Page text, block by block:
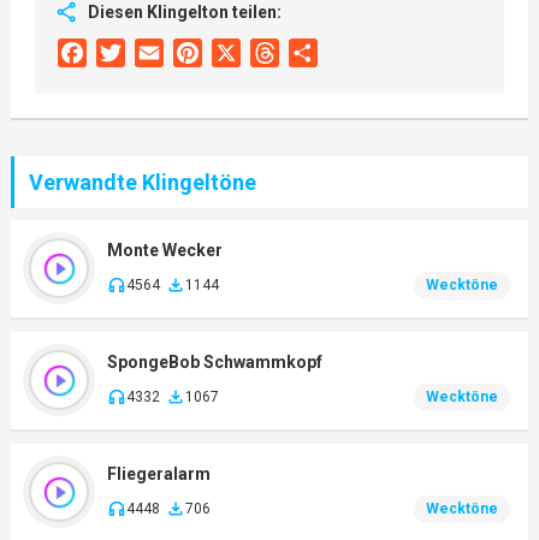
Diesen Klingelton teilen:
FacebookTwitterEmail Pinterest Threads
Verwandte Klingeltöne
Monte Wecker
4564 1144 Wecktöne
SpongeBob Schwammkopf
4332 1067 Wecktöne
Fliegeralarm
4448 706 Wecktöne